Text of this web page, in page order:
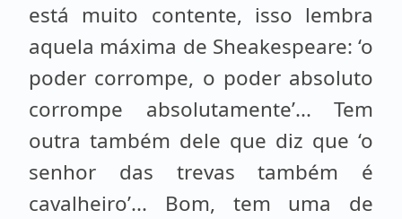
está muito contente, isso lembra
aquela máxima de Sheakespeare: ‘o
poder corrompe, o poder absoluto
corrompe absolutamente’... Tem
outra também dele que diz que ‘o
senhor das trevas também é
cavalheiro’... Bom, tem uma de